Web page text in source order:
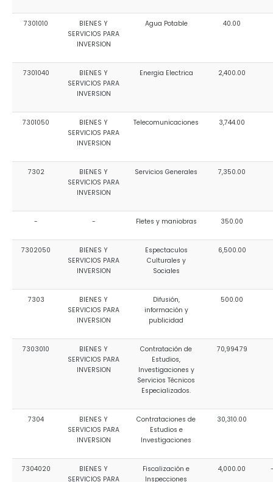
7301010
BIENES Y
SERVICIOS PARA
INVERSION
Agua Potable 40.00
7301040
BIENES Y
SERVICIOS PARA
INVERSION
Energia Electrica 2,400.00
7301050
BIENES Y
SERVICIOS PARA
INVERSION
Telecomunicaciones 3,744.00
7302
BIENES Y
SERVICIOS PARA
INVERSION
Servicios Generales 7,350.00
- - Fletes y maniobras 350.00
7302050
BIENES Y
SERVICIOS PARA
INVERSION
Espectaculos
Culturales y
Sociales
6,500.00
7303
BIENES Y
SERVICIOS PARA
INVERSION
Difusión,
información y
publicidad
500.00
7303010
BIENES Y
SERVICIOS PARA
INVERSION
Contratación de
Estudios,
Investigaciones y
Servicios Técnicos
Especializados.
70,994.79
7304
BIENES Y
SERVICIOS PARA
INVERSION
Contrataciones de
Estudios e
Investigaciones
30,310.00
7304020
BIENES Y
SERVICIOS PARA
Fiscalización e
Inspecciones
4,000.00